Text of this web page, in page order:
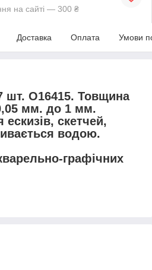
на сайті — 300 ₴
Доставка Оплата Умови
шт. O16415. Товщина
мм. до 1 мм.
скетчей,
водою.
графічних